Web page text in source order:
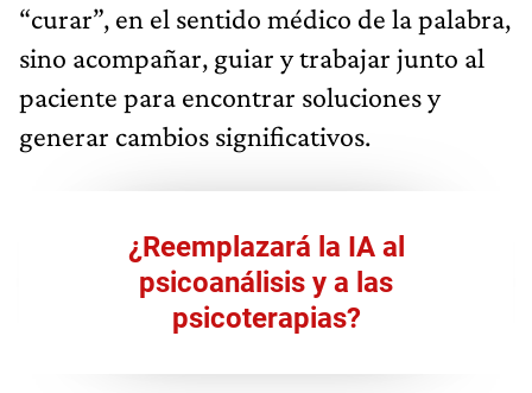
“curar”, en el sentido médico de la palabra,
sino acompañar, guiar y trabajar junto al
paciente para encontrar soluciones y
generar cambios significativos.
¿Reemplazará la IA al
psicoanálisis y a las
psicoterapias?